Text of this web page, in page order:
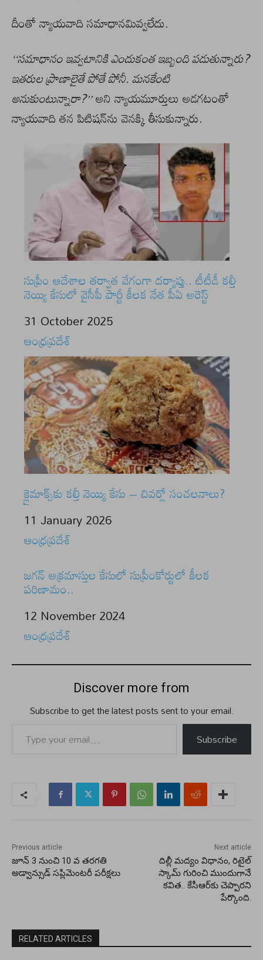
దీంతో న్యాయవాది సమాధానమివ్వలేదు.
‘‘సమాధానం ఇవ్వటానికి ఎందుకంత ఇబ్బంది పడుతున్నారు?
ఇతరుల ప్రాణాలైతే పోతే పోనీ. మనకేంటి
అనుకుంటున్నారా?’’అని న్యాయమూర్తులు అడగటంతో
న్యాయవాది తన పిటిషన్‌ను వెనక్కి తీసుకున్నారు.
సుప్రీం ఆదేశాల తర్వాత వేగంగా దర్యాప్తు.. టీటీడీ కల్తీ
నెయ్యి కేసులో వైసీపీ పార్టీ కీలక నేత పీఏ అరెస్ట్
Date
31 October 2025
In relation to
ఆంధ్రప్రదేశ్
క్లైమాక్స్‌కు కల్తీ నెయ్యి కేసు – చివర్లో సంచలనాలు?
Date
11 January 2026
In relation to
ఆంధ్రప్రదేశ్
జగన్‌ అక్రమాస్తుల కేసులో సుప్రీంకోర్టులో కీలక
పరిణామం..
Date
12 November 2024
In relation to
ఆంధ్రప్రదేశ్
Discover more from
Subscribe to get the latest posts sent to your email.
Subscribe
Previous article
జూన్ 3 నుంచి 10 వ తరగతి
అడ్వాన్సుడ్ సప్లిమెంటరీ పరీక్షలు
Next article
దిల్లీ మద్యం విధానం, రిటైల్‌
స్కామ్‌ గురించి ముందుగానే
కవిత.. కేసీఆర్‌కు చెప్పారని
పేర్కొంది.
RELATED ARTICLES